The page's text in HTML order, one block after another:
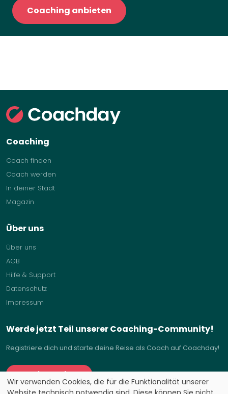
Coaching anbieten
Coaching
Coach finden
Coach werden
In deiner Stadt
Magazin
Über uns
Über uns
AGB
Hilfe & Support
Datenschutz
Impressum
Werde jetzt Teil unserer Coaching-Community!
Registriere dich und starte deine Reise als Coach auf Coachday!
Coaching anbieten
Wir verwenden Cookies, die für die Funktionalität unserer